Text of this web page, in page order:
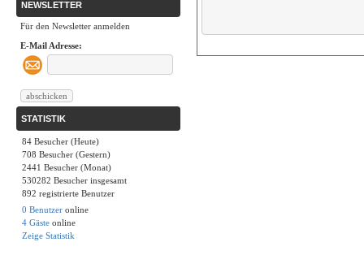
NEWSLETTER
Für den Newsletter anmelden
E-Mail Adresse:
STATISTIK
84 Besucher (Heute)
708 Besucher (Gestern)
2441 Besucher (Monat)
530282 Besucher insgesamt
892 registrierte Benutzer
0 Benutzer online
4 Gäste online
Zeige Statistik